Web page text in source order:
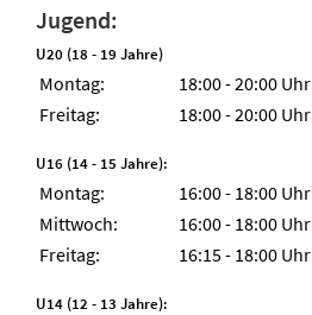
Jugend:
U20 (18 - 19 Jahre)
Montag: 18:00 - 20:00 Uhr
Freitag:
18:00 - 20:00 Uhr
U16 (14 - 15 Jahre):
Montag: 16:00 - 18:00 Uhr
Mittwoch:
16:00 - 18:00 Uhr
Freitag:
16:15 - 18:00 Uhr
U14 (12 - 13 Jahre):